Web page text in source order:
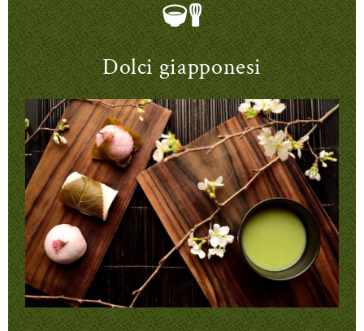
Dolci giapponesi